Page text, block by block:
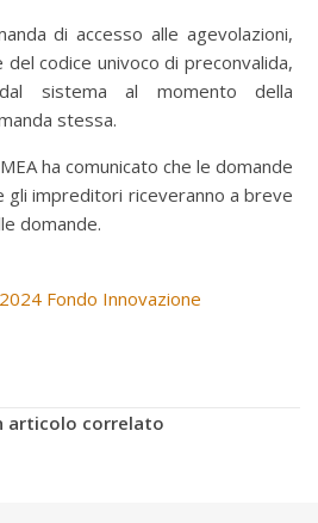
di accesso alle agevolazioni,
codice univoco di preconvalida,
sistema al momento della
stessa.
ha comunicato che le domande
gli impreditori riceveranno a breve
domande.
Fondo Innovazione
articolo correlato